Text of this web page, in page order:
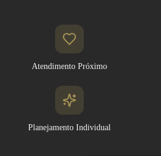
Atendimento Próximo
Planejamento Individual